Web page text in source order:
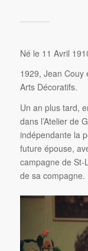
Né le 11 Avril
1929, Jean Couy
Arts Décoratifs.
Un an plus tard,
dans l’Atelier de
indépendante la
future épouse,
campagne de St-
de sa compagne.